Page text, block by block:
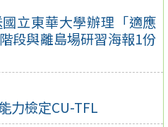
立東華大學辦理「適應
段與離島場研習海報1份
力檢定CU-TFL